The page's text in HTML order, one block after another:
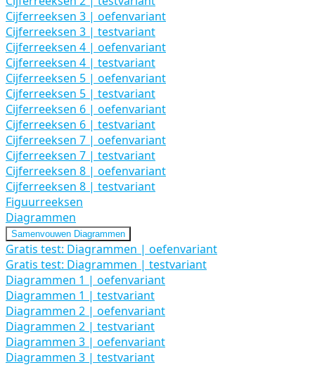
Cijferreeksen 3 | oefenvariant
Cijferreeksen 3 | testvariant
Cijferreeksen 4 | oefenvariant
Cijferreeksen 4 | testvariant
Cijferreeksen 5 | oefenvariant
Cijferreeksen 5 | testvariant
Cijferreeksen 6 | oefenvariant
Cijferreeksen 6 | testvariant
Cijferreeksen 7 | oefenvariant
Cijferreeksen 7 | testvariant
Cijferreeksen 8 | oefenvariant
Cijferreeksen 8 | testvariant
Figuurreeksen
Diagrammen
Samenvouwen Diagrammen
Gratis test: Diagrammen | oefenvariant
Gratis test: Diagrammen | testvariant
Diagrammen 1 | oefenvariant
Diagrammen 1 | testvariant
Diagrammen 2 | oefenvariant
Diagrammen 2 | testvariant
Diagrammen 3 | oefenvariant
Diagrammen 3 | testvariant